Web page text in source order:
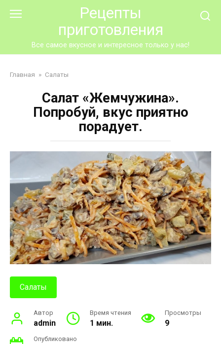
Рецепты
приготовления
Все самое вкусное и интересное только у нас!
Главная » Салаты
Салат «Жемчужина».
Попробуй, вкус приятно
порадует.
Салаты
Автор
admin
Время чтения
1 мин.
Просмотры
9
Опубликовано